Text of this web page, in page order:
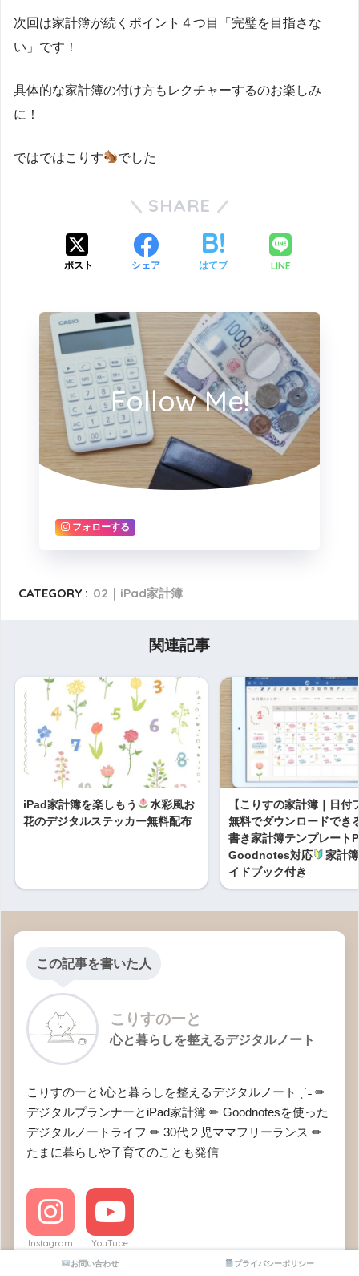
次回は家計簿が続くポイント４つ目「完璧を目指さな
い」です！
具体的な家計簿の付け方もレクチャーするのお楽しみ
に！
ではではこりす でした
SHARE
ポスト シェア はてブ LINE
Follow Me!
フォローする
CATEGORY : 02｜iPad家計簿
関連記事
iPad家計簿を楽しもう
水彩風お
花のデジタルステッカー無料配布
【こりすの家計簿｜日付
無料でダウンロードでき
書き家計簿テンプレー
Goodnotes対応
家計
イドブック付き
この記事を書いた人
こりすのーと
心と暮らしを整えるデジタルノート
こりすのーと⌇心と暮らしを整えるデジタルノート ˎˊ˗ ✏︎
デジタルプランナーとiPad家計簿 ✏︎ Goodnotesを使った
デジタルノートライフ ✏︎ 30代２児ママフリーランス ✏︎
たまに暮らしや子育てのことも発信
Instagram YouTube
お問い合わせ プライバシーポリシー